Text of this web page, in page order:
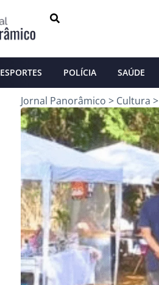
ESPORTES POLÍCIA SAÚDE
Jornal Panorâmico > Cultura >